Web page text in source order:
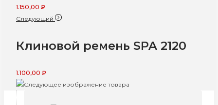
1.150,00 ₽
Следующий
Клиновой ремень SPA 2120
1.100,00 ₽